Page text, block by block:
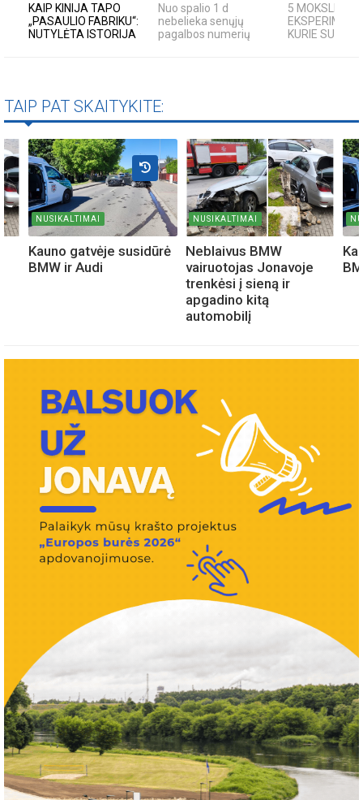
KAIP KINIJA TAPO
„PASAULIO FABRIKU“:
NUTYLĖTA ISTORIJA
Nuo spalio 1 d
nebelieka senųjų
pagalbos numerių
5 MOKSLINIAI
KURIE
TAIP PAT SKAITYKITE:
NUSIKALTIMAI
Kauno gatvėje susidūrė
BMW ir Audi
NUSIKALTIMAI
Neblaivus BMW
vairuotojas Jonavoje
trenkėsi į sieną ir
apgadino kitą
automobilį